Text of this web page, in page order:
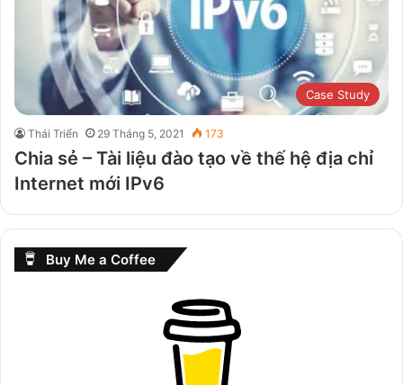
Case Study
Thái Triển 29 Tháng 5, 2021 173
Chia sẻ – Tài liệu đào tạo về thế hệ địa chỉ
Internet mới IPv6
Buy Me a Coffee